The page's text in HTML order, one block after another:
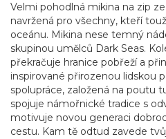
Velmi pohodlná mikina na zip
navržená pro všechny, kteří
oceánu. Mikina nese temný
skupinou umělců Dark Seas.
překračuje hranice pobřeží a
inspirované přirozenou lidskou
spolupráce, založená na poutu
spojuje námořnické tradice s
motivuje novou generaci
cestu. Kam tě odtud zavede